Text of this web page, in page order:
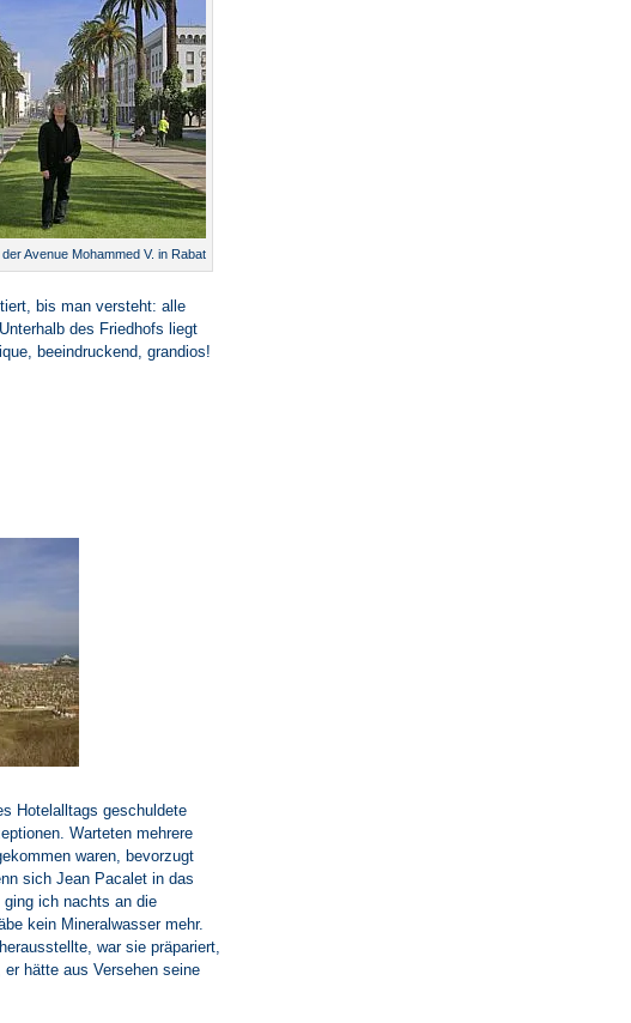
Avenue Mohammed V. in Rabat
bis man versteht: alle
des Friedhofs liegt
beeindruckend, grandios!
Hotelalltags geschuldete
Warteten mehrere
waren, bevorzugt
sich Jean Pacalet in das
ich nachts an die
kein Mineralwasser mehr.
war sie präpariert,
hätte aus Versehen seine